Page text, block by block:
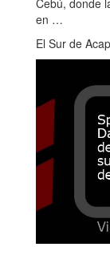
Cebú, donde
en …
El Sur de